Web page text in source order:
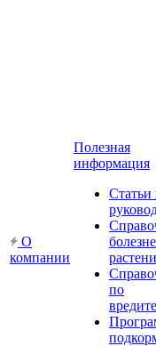
О
компании
Полезная
информация
Статьи
по